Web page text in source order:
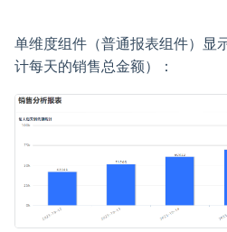
单维度组件（普通报表组件）显
计每天的销售总金额）：